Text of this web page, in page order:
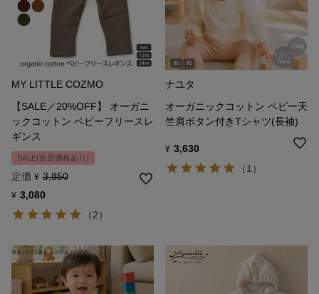
MY LITTLE COZMO
【SALE／20%OFF】 オーガニ
ックコットン ベビーフリースレ
ギンス
SALE(会員価格あり)
定価 ¥ 3,850
¥ 3,080
（2）
ナユタ
オーガニックコットン ベビー天
竺肩ボタン付きTシャツ(長袖)
¥ 3,630
（1）